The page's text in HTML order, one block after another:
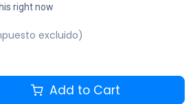
right now
excluido)
Add to Cart